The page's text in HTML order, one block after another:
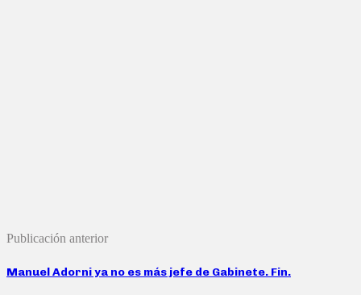
Publicación anterior
Manuel Adorni ya no es más jefe de Gabinete. Fin.